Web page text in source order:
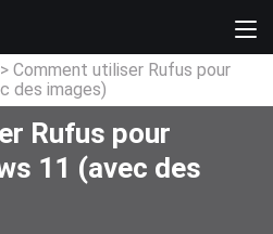
Comment utiliser Rufus pour
des images)
Rufus pour
11 (avec des